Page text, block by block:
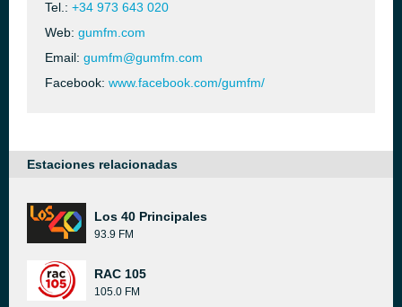
Tel.: +34 973 643 020
Web: gumfm.com
Email: gumfm@gumfm.com
Facebook: www.facebook.com/gumfm/
Estaciones relacionadas
Los 40 Principales
93.9 FM
RAC 105
105.0 FM